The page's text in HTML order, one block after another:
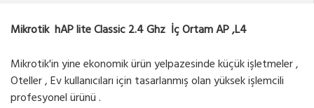
Mikrotik hAP lite Classic 2.4 Ghz İç Ortam AP ,L4
Mikrotik'in yine ekonomik ürün yelpazesinde küçük işletmeler ,
Oteller , Ev kullanıcıları için tasarlanmış olan yüksek işlemcili
profesyonel ürünü .